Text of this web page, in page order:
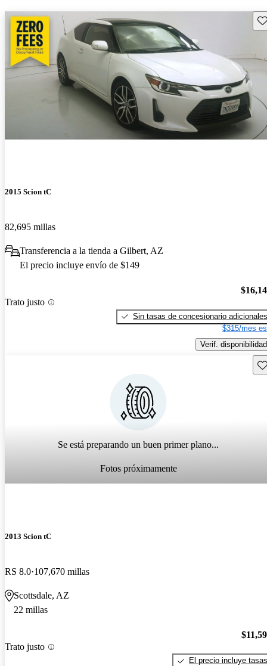
2015 Scion tC
82,695 millas
Transferencia a la tienda a Gilbert, AZ
El precio incluye envío de $149
Trato justo
Sin tasas de concesionario adicionales
$315/mes
Verif. disponibilidad
Se está preparando un buen primer plano...
Fotos próximamente
2013 Scion tC
RS 8.0 107,670 millas
Scottsdale, AZ
22 millas
Trato justo
El precio incluye tasas